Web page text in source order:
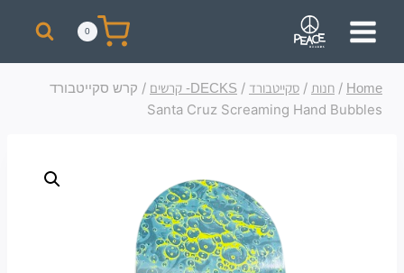
0
Home
/ חנות / סקייטבורד / DECKS- קרשים / קרש סקייטבורד
Santa Cruz Screaming Hand Bubbles